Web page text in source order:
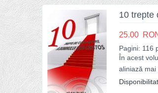
10 trepte
25.00
Pagini: 116
În acest
aliniază mai